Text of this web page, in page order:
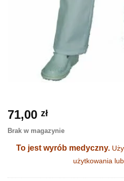
71,00 zł
Brak w magazynie
To jest wyrób medyczny.
użytkowania